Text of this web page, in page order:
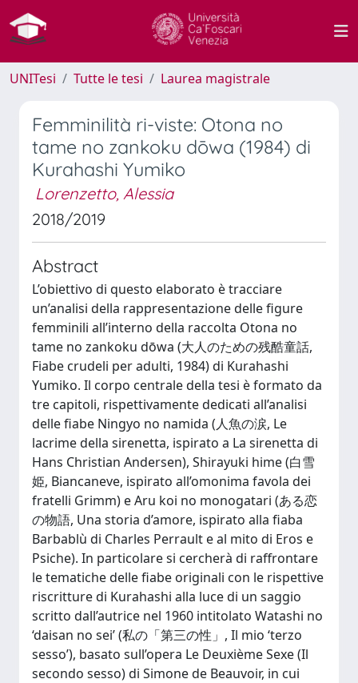
UNITesi Tutte le tesi Laurea magistrale
Femminilità ri-viste: Otona no
tame no zankoku dōwa (1984) di
Kurahashi Yumiko
Lorenzetto, Alessia
2018/2019
Abstract
L’obiettivo di questo elaborato è tracciare
un’analisi della rappresentazione delle figure
femminili all’interno della raccolta Otona no
tame no zankoku dōwa (大人のための残酷童話,
Fiabe crudeli per adulti, 1984) di Kurahashi
Yumiko. Il corpo centrale della tesi è formato da
tre capitoli, rispettivamente dedicati all’analisi
delle fiabe Ningyo no namida (人魚の涙, Le
lacrime della sirenetta, ispirato a La sirenetta di
Hans Christian Andersen), Shirayuki hime (白雪
姫, Biancaneve, ispirato all’omonima favola dei
fratelli Grimm) e Aru koi no monogatari (ある恋
の物語, Una storia d’amore, ispirato alla fiaba
Barbablù di Charles Perrault e al mito di Eros e
Psiche). In particolare si cercherà di raffrontare
le tematiche delle fiabe originali con le rispettive
riscritture di Kurahashi alla luce di un saggio
scritto dall’autrice nel 1960 intitolato Watashi no
‘daisan no sei’ (私の「第三の性」, Il mio ‘terzo
sesso’), basato sull’opera Le Deuxième Sexe (Il
secondo sesso) di Simone de Beauvoir, in cui